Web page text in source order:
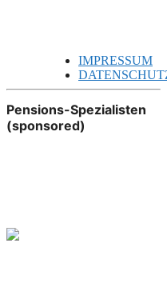
IMPRESSUM
Pensions-Spezialisten
(sponsored)